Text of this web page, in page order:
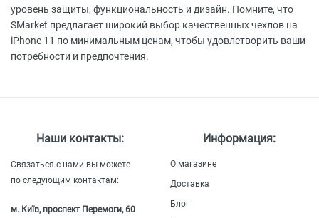
уровень защиты, функциональность и дизайн. Помните, что
SMarket предлагает широкий выбор качественных чехлов на
iPhone 11 по минимальным ценам, чтобы удовлетворить ваши
потребности и предпочтения.
Наши контакты:
Связаться с нами вы можете
по следующим контактам:
м. Київ, проспект Перемоги, 60
Информация:
О магазине
Доставка
Блог